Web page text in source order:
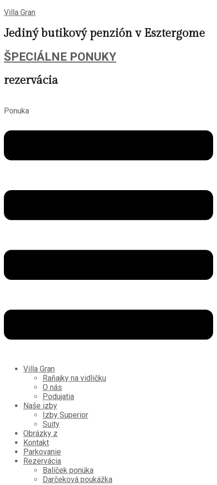
Villa Gran
Jediný butikový penzión v Esztergome
ŠPECIÁLNE PONUKY
rezervácia
Ponuka
Villa Gran
Raňajky na vidličku
O nás
Podujatia
Naše izby
Izby Superior
Suity
Obrázky z
Kontakt
Parkovanie
Rezervácia
Balíček ponúka
Darčeková poukážka